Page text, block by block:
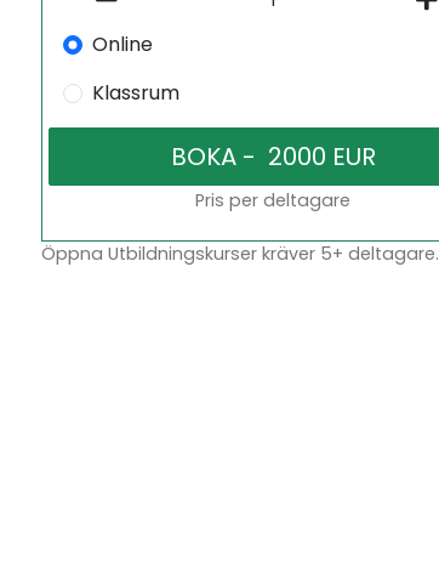
Online
Klassrum
Pris per deltagare
Öppna Utbildningskurser kräver 5+ deltagare.